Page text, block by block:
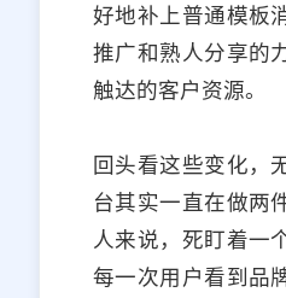
好地补上普通模板
推广和熟人分享的
触达的客户资源。
回头看这些变化，
台其实一直在做两
人来说，死盯着一
每一次用户看到品